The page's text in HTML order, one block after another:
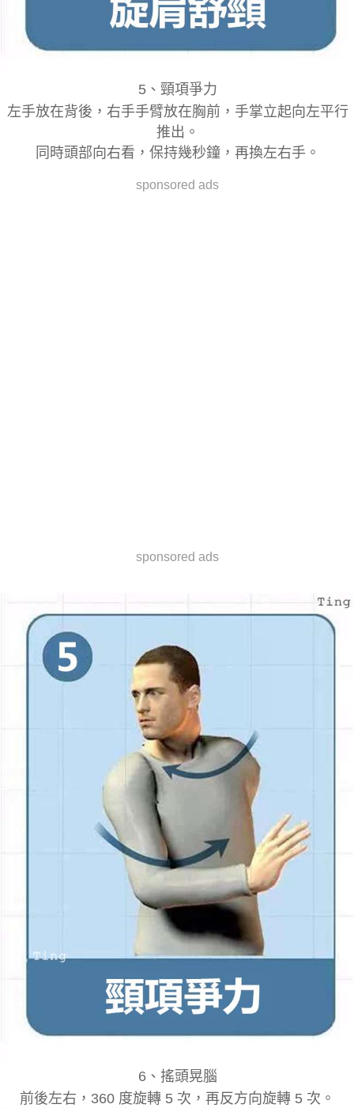
5、 頸項爭力
左手放在背後，右手手臂放在胸前，手掌立起向左平行
推出。
同時頭部向右看，保持幾秒鐘，再換左右手。
sponsored ads
sponsored ads
6、 搖頭晃腦
前後左右，360 度旋轉 5 次，再反方向旋轉 5 次。